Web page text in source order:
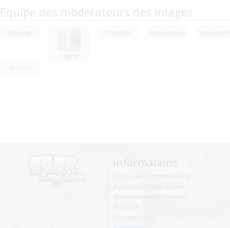
Equipe des modérateurs des images
AlexAegis
bogatyr
Emeraldia joyeuxcookie
Tolerare
Informations
Guide de la communauté
A propos d'ABKingdom
Abonnements Premium
Publicité
Recrutement